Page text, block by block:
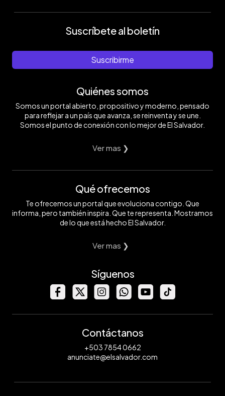
Suscríbete al boletín
Suscribirme
Quiénes somos
Somos un portal abierto, propositivo y moderno, pensado
para reflejar a un país que avanza, se reinventa y se une.
Somos el punto de conexión con lo mejor de El Salvador.
Ver mas ❯
Qué ofrecemos
Te ofrecemos un portal que evoluciona contigo. Que
informa, pero también inspira. Que te representa. Mostramos
de lo que está hecho El Salvador.
Ver mas ❯
Síguenos
Contáctanos
+503 7854 0662
anunciate@elsalvador.com